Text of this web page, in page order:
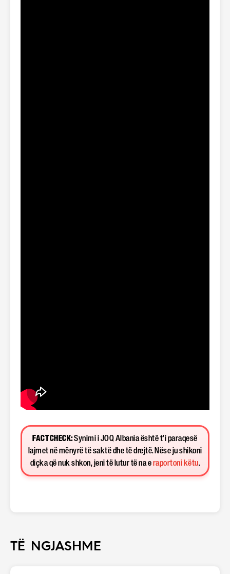
FACT CHECK:Synimi i JOQ Albania është t’i paraqesë
lajmet në mënyrë të saktë dhe të drejtë. Nëse ju shikoni
diçka që nuk shkon, jeni të lutur të na e raportoni këtu.
TË NGJASHME